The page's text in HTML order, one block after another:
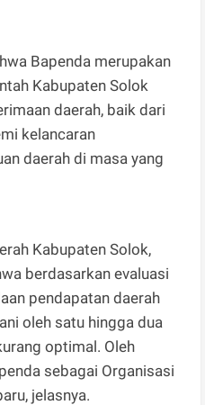
Bapenda merupakan
Kabupaten Solok
daerah, baik dari
kelancaran
daerah di masa yang
Kabupaten Solok,
berdasarkan evaluasi
pendapatan daerah
oleh satu hingga dua
optimal. Oleh
sebagai Organisasi
jelasnya.